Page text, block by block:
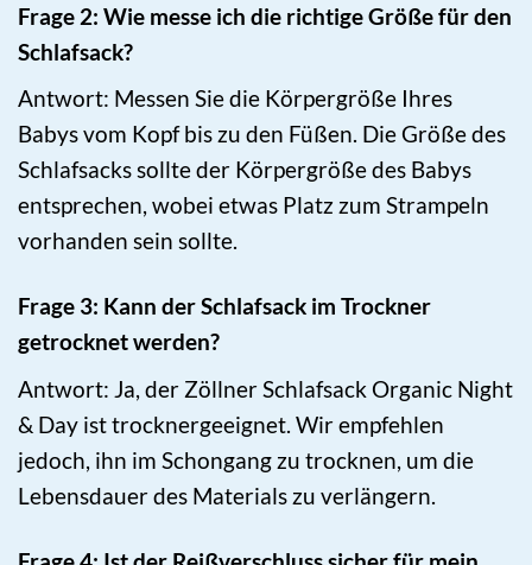
Frage 2: Wie messe ich die richtige Größe für den
Schlafsack?
Antwort: Messen Sie die Körpergröße Ihres
Babys vom Kopf bis zu den Füßen. Die Größe des
Schlafsacks sollte der Körpergröße des Babys
entsprechen, wobei etwas Platz zum Strampeln
vorhanden sein sollte.
Frage 3: Kann der Schlafsack im Trockner
getrocknet werden?
Antwort: Ja, der Zöllner Schlafsack Organic Night
& Day ist trocknergeeignet. Wir empfehlen
jedoch, ihn im Schongang zu trocknen, um die
Lebensdauer des Materials zu verlängern.